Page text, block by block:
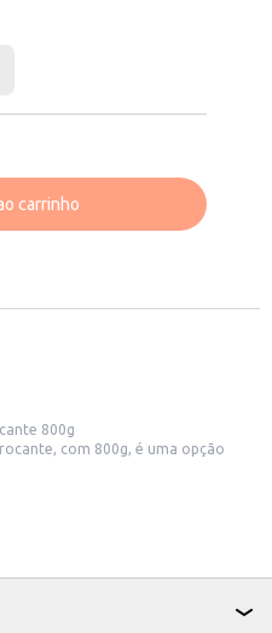
carrinho
800g
com 800g, é uma opção
ou para revenda em pequenos
lanche.
é uma escolha prática e